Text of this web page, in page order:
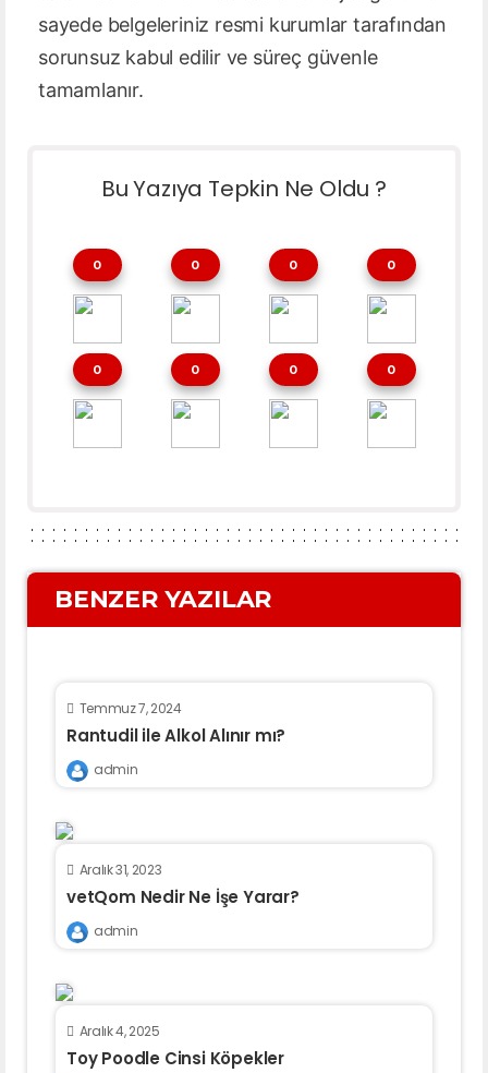
sayede belgeleriniz resmi kurumlar tarafından
sorunsuz kabul edilir ve süreç güvenle
tamamlanır.
Bu Yazıya Tepkin Ne Oldu ?
0 0 0 0
0 0 0 0
BENZER YAZILAR
Temmuz 7, 2024
Rantudil ile Alkol Alınır mı?
admin
Aralık 31, 2023
vetQom Nedir Ne İşe Yarar?
admin
Aralık 4, 2025
Toy Poodle Cinsi Köpekler